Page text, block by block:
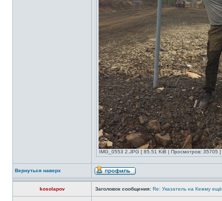
IMG_0553 2.JPG [ 85.51 KiB | Просмотров: 35705 ]
Вернуться наверх
kosolapov Заголовок сообщения: Re: Указатель на Кежму